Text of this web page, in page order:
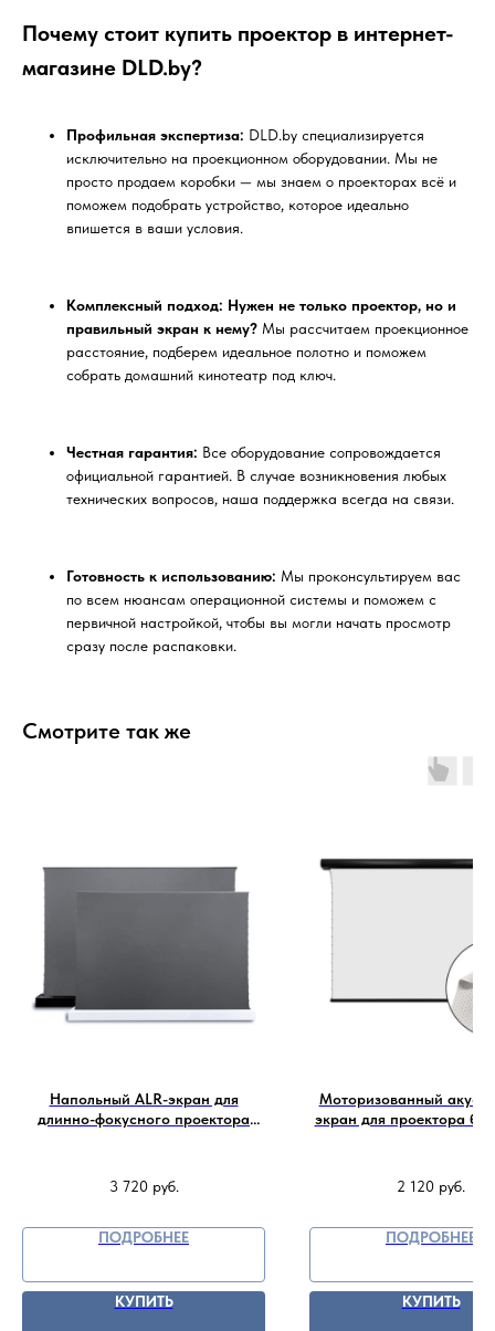
Почему стоит купить проектор в интернет-
магазине DLD.by?
Профильная экспертиза: DLD.by специализируется
исключительно на проекционном оборудовании. Мы не
просто продаем коробки — мы знаем о проекторах всё и
поможем подобрать устройство, которое идеально
впишется в ваши условия.
Комплексный подход: Нужен не только проектор, но и
правильный экран к нему? Мы рассчитаем проекционное
расстояние, подберем идеальное полотно и поможем
собрать домашний кинотеатр под ключ.
Честная гарантия: Все оборудование сопровождается
официальной гарантией. В случае возникновения любых
технических вопросов, наша поддержка всегда на связи.
Готовность к использованию: Мы проконсультируем вас
по всем нюансам операционной системы и поможем с
первичной настройкой, чтобы вы могли начать просмотр
сразу после распаковки.
Смотрите так же
Напольный ALR-экран для
длинно-фокусного проектора
3 720 руб.
ПОДРОБНЕЕ
КУПИТЬ
Моторизованный
экран для проектора
WhiteCinema Perf
2 120 руб.
ПОДРОБНЕЕ
КУПИТЬ